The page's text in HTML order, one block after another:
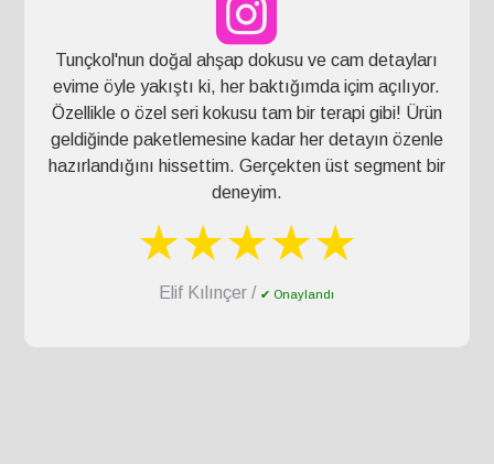
Tunçkol'nun doğal ahşap dokusu ve cam detayları
evime öyle yakıştı ki, her baktığımda içim açılıyor.
Özellikle o özel seri kokusu tam bir terapi gibi! Ürün
geldiğinde paketlemesine kadar her detayın özenle
hazırlandığını hissettim. Gerçekten üst segment bir
deneyim.
★★★★★
Elif Kılınçer / ✔ Onaylandı